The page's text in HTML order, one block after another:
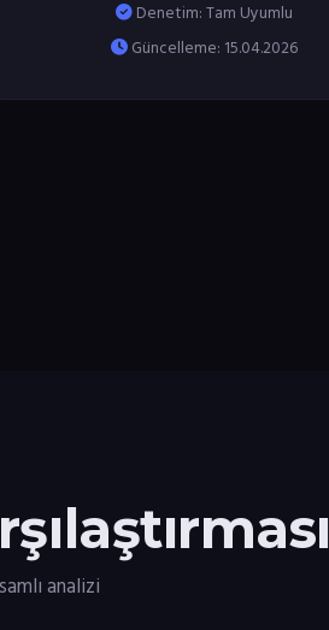
Denetim: Tam Uyumlu
Güncelleme: 15.04.2026
analizi